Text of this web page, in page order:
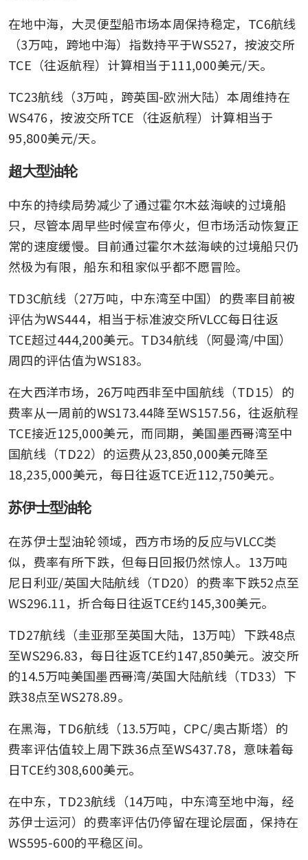
在地中海，大灵便型船市场本周保持稳定，TC6航线
（3万吨，跨地中海）指数持平于WS527，按波交所
TCE（往返航程）计算相当于111,000美元/天。
TC23航线（3万吨，跨英国-欧洲大陆）本周维持在
WS476，按波交所TCE（往返航程）计算相当于
95,800美元/天。
超大型油轮
中东的持续局势减少了通过霍尔木兹海峡的过境船
只，尽管本周早些时候宣布停火，但市场活动恢复正
常的速度缓慢。目前通过霍尔木兹海峡的过境船只仍
然极为有限，船东和租家似乎都不愿冒险。
TD3C航线（27万吨，中东湾至中国）的费率目前被
评估为WS444，相当于标准波交所VLCC每日往返
TCE超过444,200美元。TD34航线（阿曼湾/中国）
周四的评估值为WS183。
在大西洋市场，26万吨西非至中国航线（TD15）的
费率从一周前的WS173.44降至WS157.56，往返航程
TCE接近125,000美元，而同期，美国墨西哥湾至中
国航线（TD22）的运费从23,850,000美元降至
18,235,000美元，每日往返TCE近112,750美元。
苏伊士型油轮
在苏伊士型油轮领域，西方市场的反应与VLCC类
似，费率有所下跌，但每日回报仍然惊人。13万吨
尼日利亚/英国大陆航线（TD20）的费率下跌52点至
WS296.11，折合每日往返TCE约145,300美元。
TD27航线（圭亚那至英国大陆，13万吨）下跌48点
至WS296.83，每日往返TCE约147,850美元。波交所
的14.5万吨美国墨西哥湾/英国大陆航线（TD33）下
跌38点至WS278.89。
在黑海，TD6航线（13.5万吨，CPC/奥古斯塔）的
费率评估值较上周下跌36点至WS437.78，意味着每
日TCE约308,600美元。
在中东，TD23航线（14万吨，中东湾至地中海，经
苏伊士运河）的费率评估仍停留在理论层面，保持在
WS595-600的平稳区间。